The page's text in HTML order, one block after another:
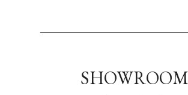
SHOWROOM